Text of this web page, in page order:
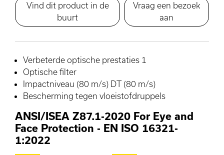
Vind dit product in de
buurt
Vraag een bezoek
aan
Verbeterde optische prestaties 1
Optische filter
Impactniveau (80 m/s) DT (80 m/s)
Bescherming tegen vloeistofdruppels
ANSI/ISEA Z87.1-2020 For Eye and
Face Protection - EN ISO 16321-
1:2022